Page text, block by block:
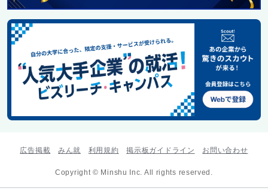
広告掲載 みん就 利用規約 掲示板ガイドライン お問い合わせ
Copyright © Minshu Inc. All rights reserved.